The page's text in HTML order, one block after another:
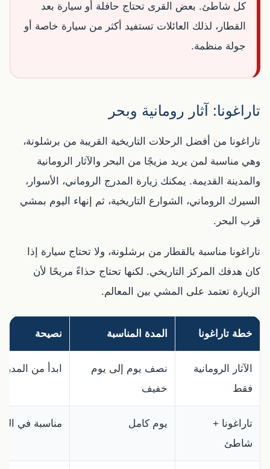
كل شاطئ. بعض القرى تحتاج حافلة أو سيارة بعد
القطار، لذلك العائلات تستفيد أكثر من سيارة خاصة أو
جولة منظمة.
تاراغونا: آثار رومانية وبحر
تاراغونا من أفضل الرحلات التاريخية القريبة من برشلونة،
وهي مناسبة لمن يريد مزيجًا من البحر والآثار الرومانية
والمدينة القديمة. يمكنك زيارة المدرج الروماني، الأسوار،
السيرك الروماني، الشوارع التاريخية، ثم إنهاء اليوم بمشي
قرب البحر.
تاراغونا مناسبة بالقطار من برشلونة، ولا تحتاج سيارة إذا
كان هدفك المركز التاريخي. لكنها تحتاج حذاءً مريحًا لأن
الزيارة تعتمد على المشي بين المعالم.
خطة تاراغونا المدة المناسبة نصيحة
الآثار الرومانية
فقط
نصف يوم إلى يوم
خفيف
ابدأ من
تاراغونا +
شاطئ
يوم كامل مناسبة في